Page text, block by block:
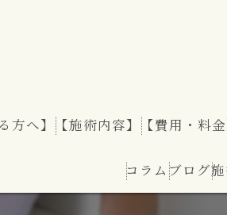
方へ】 【施術内容】 【費用・料金
コラム ブログ